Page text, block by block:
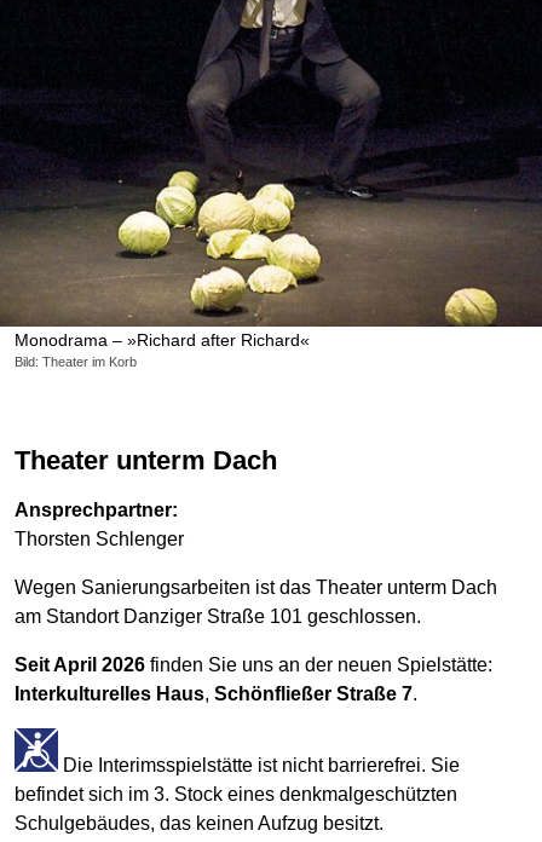
Monodrama – »Richard after Richard«
Bild: Theater im Korb
Theater unterm Dach
Ansprechpartner:
Thorsten Schlenger
Wegen Sanierungsarbeiten ist das Theater unterm Dach
am Standort Danziger Straße 101 geschlossen.
Seit April 2026 finden Sie uns an der neuen Spielstätte:
Interkulturelles Haus, Schönfließer Straße 7.
Die Interimsspielstätte ist nicht barrierefrei. Sie
befindet sich im 3. Stock eines denkmalgeschützten
Schulgebäudes, das keinen Aufzug besitzt.